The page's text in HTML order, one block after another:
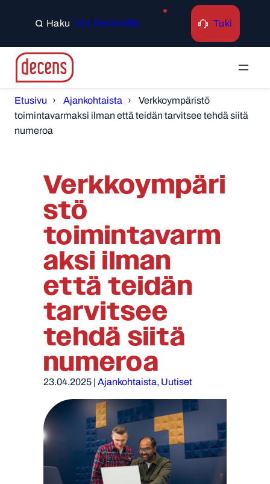
Search Ura Decensillä Tuki
Etusivu Ajankohtaista
Verkkoympäristö
toimintavarmaksi ilman että teidän tarvitsee tehdä siitä
numeroa
Verkkoympäri
stö
toimintavarm
aksi ilman
että teidän
tarvitsee
tehdä siitä
numeroa
23.04.2025|Ajankohtaista, Uutiset